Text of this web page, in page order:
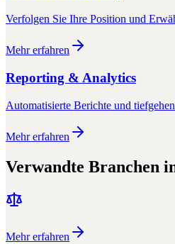
Verfolgen Sie Ihre Position und
Mehr erfahren
Reporting & Analytics
Automatisierte Berichte und
Mehr erfahren
Verwandte Branchen
Mehr erfahren